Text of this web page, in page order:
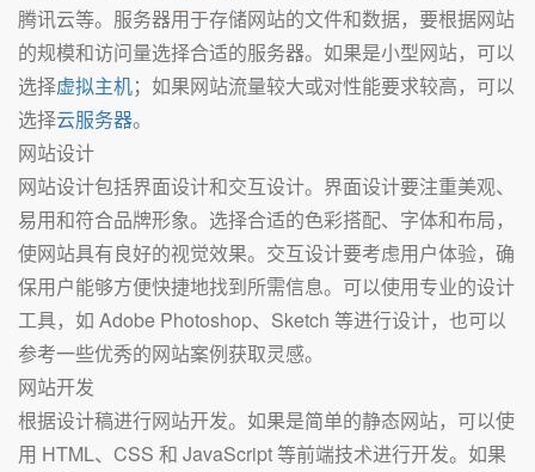
腾讯云等。服务器用于存储网站的文件和数据，要根据网站
的规模和访问量选择合适的服务器。如果是小型网站，可以
选择虚拟主机；如果网站流量较大或对性能要求较高，可以
选择云服务器。
网站设计
网站设计包括界面设计和交互设计。界面设计要注重美观、
易用和符合品牌形象。选择合适的色彩搭配、字体和布局，
使网站具有良好的视觉效果。交互设计要考虑用户体验，确
保用户能够方便快捷地找到所需信息。可以使用专业的设计
工具，如 Adobe Photoshop、Sketch 等进行设计，也可以
参考一些优秀的网站案例获取灵感。
网站开发
根据设计稿进行网站开发。如果是简单的静态网站，可以使
用 HTML、CSS 和 JavaScript 等前端技术进行开发。如果